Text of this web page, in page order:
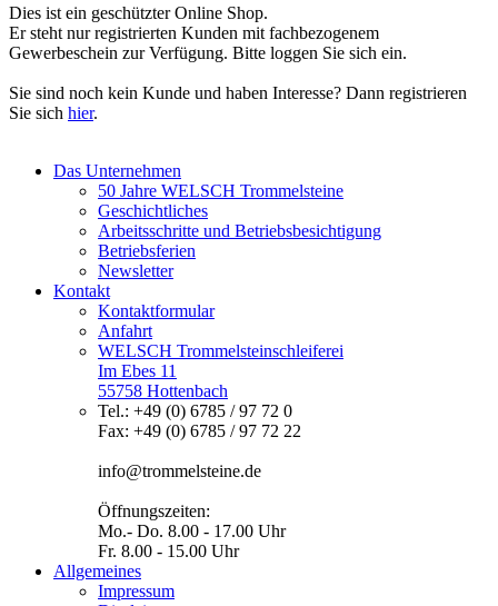
Dies ist ein geschützter Online Shop.
Er steht nur registrierten Kunden mit fachbezogenem
Gewerbeschein zur Verfügung. Bitte loggen Sie sich ein.
Sie sind noch kein Kunde und haben Interesse? Dann registrieren
Sie sich hier.
Das Unternehmen
50 Jahre WELSCH Trommelsteine
Geschichtliches
Arbeitsschritte und Betriebsbesichtigung
Betriebsferien
Newsletter
Kontakt
Kontaktformular
Anfahrt
WELSCH Trommelsteinschleiferei
Im Ebes 11
55758 Hottenbach
Tel.: +49 (0) 6785 / 97 72 0
Fax: +49 (0) 6785 / 97 72 22
info@trommelsteine.de
Öffnungszeiten:
Mo.- Do. 8.00 - 17.00 Uhr
Fr. 8.00 - 15.00 Uhr
Allgemeines
Impressum